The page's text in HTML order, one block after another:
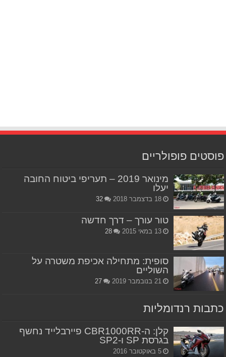
פוסטים פופולריים
מינואר 2019 – תעריפי ביטוח החובה
יעלו
18 בדצמבר 2018 32
טור עורך – דרך חדשה
13 במאי 2015 28
סופית: מתחילה אכיפת משטרה על
השוליים
21 בנובמבר 2019 27
כתבות רנדומליות
קלן: ה-CBR1000RR פיירבלייד נחשף
בגרסת SP ו-SP2
5 באוקטובר 2016